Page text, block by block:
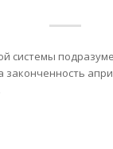
системы
законченность